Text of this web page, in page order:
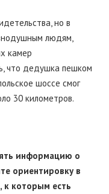
но в
людям,
камер
что дедушка пешком
шоссе смог
30 километров.
информацию о
ориентировку в
к которым есть